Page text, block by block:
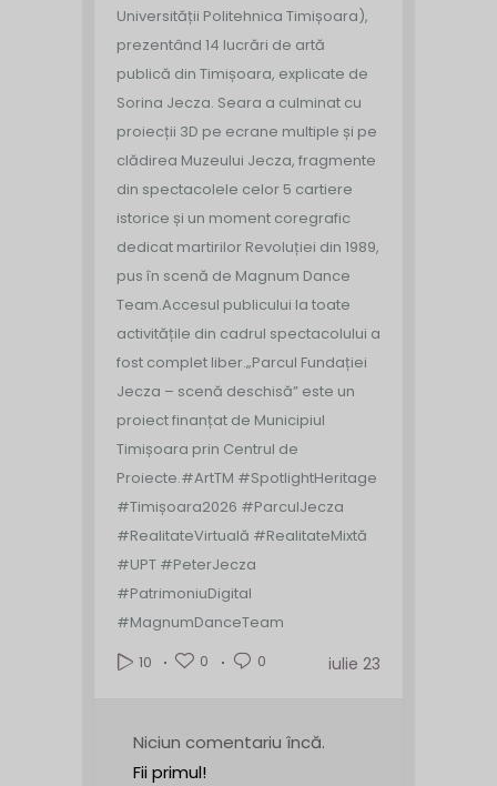
Universității Politehnica Timișoara),
prezentând 14 lucrări de artă
publică din Timișoara, explicate de
Sorina Jecza. Seara a culminat cu
proiecții 3D pe ecrane multiple și pe
clădirea Muzeului Jecza, fragmente
din spectacolele celor 5 cartiere
istorice și un moment coregrafic
dedicat martirilor Revoluției din 1989,
pus în scenă de Magnum Dance
Team.Accesul publicului la toate
activitățile din cadrul spectacolului a
fost complet liber.„Parcul Fundației
Jecza – scenă deschisă” este un
proiect finanțat de Municipiul
Timișoara prin Centrul de
Proiecte.#ArtTM #SpotlightHeritage
#Timișoara2026 #ParculJecza
#RealitateVirtuală #RealitateMixtă
#UPT #PeterJecza
#PatrimoniuDigital
#MagnumDanceTeam
10
0 0 iulie 23
Niciun comentariu încă.
Fii primul!